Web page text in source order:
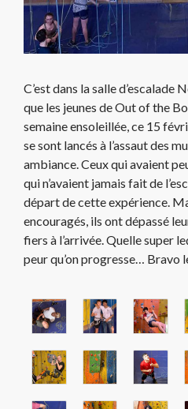
C’est dans la salle d’escalade
que les jeunes de Out of the
semaine ensoleillée, ce 15
se sont lancés à l’assaut des
ambiance. Ceux qui avaient
qui n’avaient jamais fait de
départ de cette expérience.
encouragés, ils ont dépassé
fiers à l’arrivée. Quelle super
peur qu’on progresse… Bravo